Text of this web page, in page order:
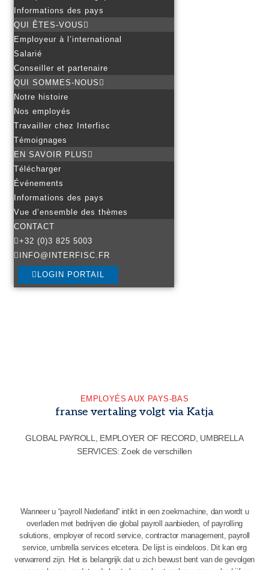
Informations des pays
QUI ÊTES-VOUS
Employeur à l’international
Salarié
Conseiller et partenaire
QUI SOMMES-NOUS
Notre histoire
Nos employés
Travailler chez Interfisc
Témoignages
EN SAVOIR PLUS
Télécharger
Événements
Informations des pays
Vue d’ensemble des thèmes
CONTACT
+32 (0)3 825 5003
INFO@INTERFISC.FR
LOGIN PORTAIL
EMPLOYÉS AUX PAYS-BAS
franse vertaling volgt via Katja
GLOBAL PAYROLL, EMPLOYER OF RECORD, UMBRELLA
SERVICES: Zoek de verschillen
Wanneer u “payroll Nederland” intikt in een zoekmachine, dan wordt u
overladen met bedrijven die global payroll aanbieden, of payrolling
solutions, employer of record service, contractor management, payroll
service, umbrella services etcetera. De lijst is eindeloos. Dit kan erg
verwarrend zijn. Het is belangrijk dat u zich bewust bent van de gevolgen